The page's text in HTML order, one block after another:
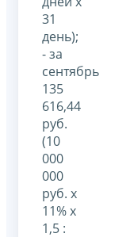
31
день);
- за
сентябрь
135
616,44
руб.
(10
000
000
руб. x
11% x
1,5 :